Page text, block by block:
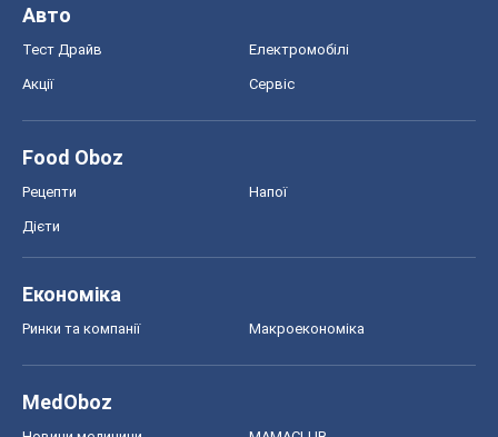
Авто
Тест Драйв Електромобілі
Акції Сервіс
Food Oboz
Рецепти Напої
Дієти
Економіка
Ринки та компанії Макроекономіка
MedOboz